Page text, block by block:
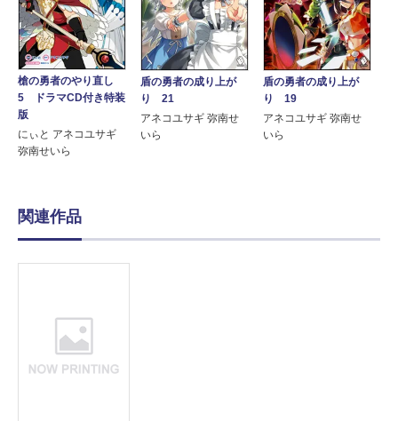
槍の勇者のやり直し
5 ドラマCD付き特装
版
にぃと アネコユサギ
弥南せいら
盾の勇者の成り上が
り 21
アネコユサギ 弥南せ
いら
盾の勇者の成り上が
り 19
アネコユサギ 弥南せ
いら
関連作品